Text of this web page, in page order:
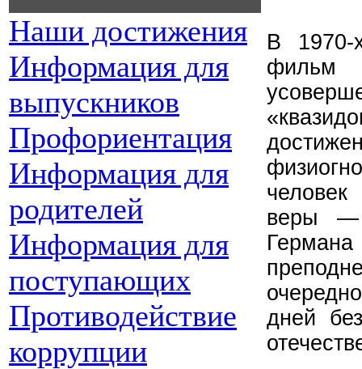
Наши достижения
Информация для
выпускников
Профориентация
Информация для
родителей
Информация для
поступающих
Противодействие
коррупции
В 1970-
фильм
веры —
дней